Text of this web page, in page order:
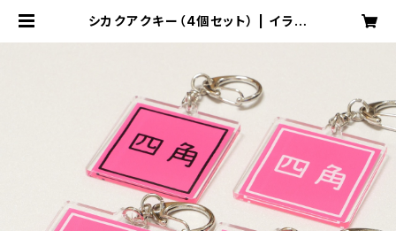
シカクアクキー（4個セット） | イラネ